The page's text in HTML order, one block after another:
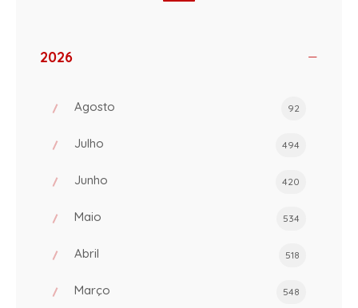
2026
Agosto 92
Julho 494
Junho 420
Maio 534
Abril 518
Março 548